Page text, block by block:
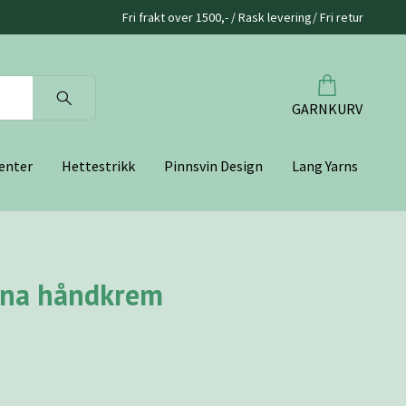
Fri frakt over 1500,- / Rask levering/ Fri retur
GARNKURV
Hettestrikk Pinnsvin Design
Lang Yarns
håndkrem